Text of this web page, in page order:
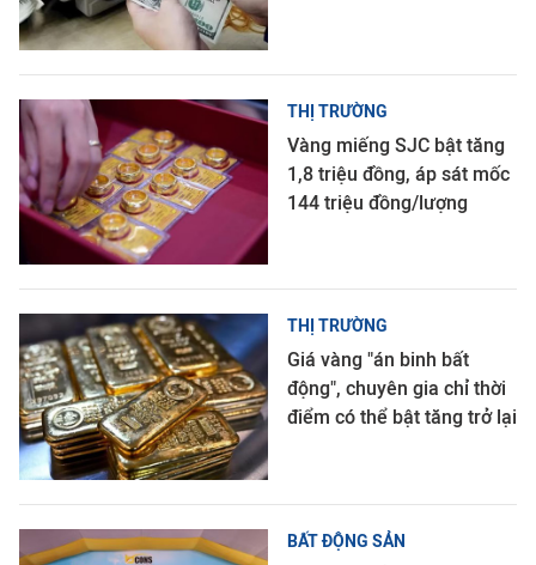
THỊ TRƯỜNG
Vàng miếng SJC bật tăng
1,8 triệu đồng, áp sát mốc
144 triệu đồng/lượng
THỊ TRƯỜNG
Giá vàng "án binh bất
động", chuyên gia chỉ thời
điểm có thể bật tăng trở lại
BẤT ĐỘNG SẢN